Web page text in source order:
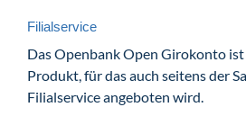
Filialservice
Das Openbank Open Girokonto
Produkt, für das auch seitens der
Filialservice angeboten wird.